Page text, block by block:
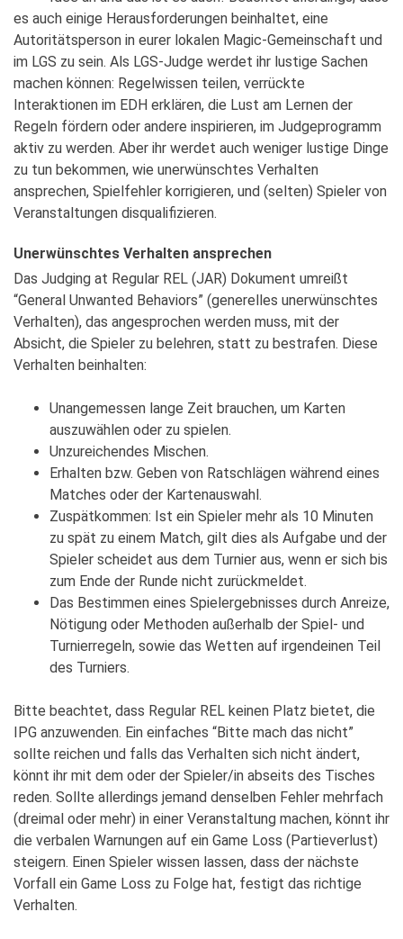
es auch einige Herausforderungen beinhaltet, eine
Autoritätsperson in eurer lokalen Magic-Gemeinschaft und
im LGS zu sein. Als LGS-Judge werdet ihr lustige Sachen
machen können: Regelwissen teilen, verrückte
Interaktionen im EDH erklären, die Lust am Lernen der
Regeln fördern oder andere inspirieren, im Judgeprogramm
aktiv zu werden. Aber ihr werdet auch weniger lustige Dinge
zu tun bekommen, wie unerwünschtes Verhalten
ansprechen, Spielfehler korrigieren, und (selten) Spieler von
Veranstaltungen disqualifizieren.
Unerwünschtes Verhalten ansprechen
Das Judging at Regular REL (JAR) Dokument umreißt
“General Unwanted Behaviors” (generelles unerwünschtes
Verhalten), das angesprochen werden muss, mit der
Absicht, die Spieler zu belehren, statt zu bestrafen. Diese
Verhalten beinhalten:
Unangemessen lange Zeit brauchen, um Karten
auszuwählen oder zu spielen.
Unzureichendes Mischen.
Erhalten bzw. Geben von Ratschlägen während eines
Matches oder der Kartenauswahl.
Zuspätkommen: Ist ein Spieler mehr als 10 Minuten
zu spät zu einem Match, gilt dies als Aufgabe und der
Spieler scheidet aus dem Turnier aus, wenn er sich bis
zum Ende der Runde nicht zurückmeldet.
Das Bestimmen eines Spielergebnisses durch Anreize,
Nötigung oder Methoden außerhalb der Spiel- und
Turnierregeln, sowie das Wetten auf irgendeinen Teil
des Turniers.
Bitte beachtet, dass Regular REL keinen Platz bietet, die
IPG anzuwenden. Ein einfaches “Bitte mach das nicht”
sollte reichen und falls das Verhalten sich nicht ändert,
könnt ihr mit dem oder der Spieler/in abseits des Tisches
reden. Sollte allerdings jemand denselben Fehler mehrfach
(dreimal oder mehr) in einer Veranstaltung machen, könnt ihr
die verbalen Warnungen auf ein Game Loss (Partieverlust)
steigern. Einen Spieler wissen lassen, dass der nächste
Vorfall ein Game Loss zu Folge hat, festigt das richtige
Verhalten.